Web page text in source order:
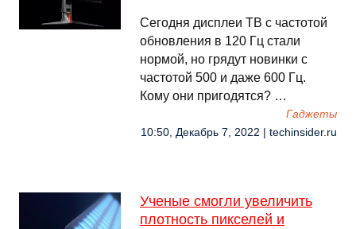
Сегодня дисплеи ТВ с частотой
обновления в 120 Гц стали
нормой, но грядут новинки с
частотой 500 и даже 600 Гц.
Кому они пригодятся? …
Гаджеты
10:50, Декабрь 7, 2022 | techinsider.ru
Ученые смогли увеличить
плотность пикселей и